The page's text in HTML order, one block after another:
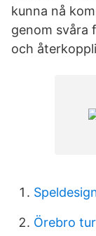
kunna nå
genom svåra
och
Örebro